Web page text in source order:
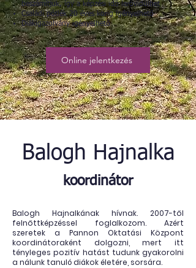
beszámítjuk, így a képzési idő lerövidülhet
Családi pótlék 20 éves korig igényelhető
Diákigazolvány igényelhető
Online jelentkezés
Balogh Hajnalka
koordinátor
Balogh Hajnalkának hívnak. 2007-től
felnőttképzéssel foglalkozom. Azért
szeretek a Pannon Oktatási Központ
koordinátoraként dolgozni, mert itt
tényleges pozitív hatást tudunk gyakorolni
a nálunk tanuló diákok életére, sorsára.